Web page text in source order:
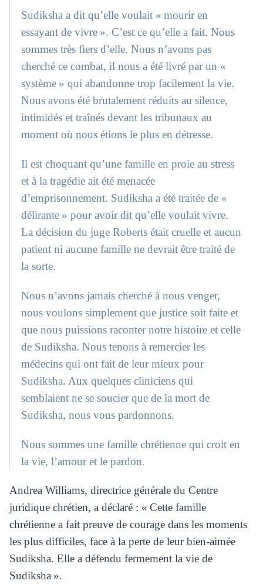
Sudiksha a dit qu’elle voulait « mourir en
essayant de vivre ». C’est ce qu’elle a fait. Nous
sommes très fiers d’elle. Nous n’avons pas
cherché ce combat, il nous a été livré par un «
système » qui abandonne trop facilement la vie.
Nous avons été brutalement réduits au silence,
intimidés et traînés devant les tribunaux au
moment où nous étions le plus en détresse.
Il est choquant qu’une famille en proie au stress
et à la tragédie ait été menacée
d’emprisonnement. Sudiksha a été traitée de «
délirante » pour avoir dit qu’elle voulait vivre.
La décision du juge Roberts était cruelle et aucun
patient ni aucune famille ne devrait être traité de
la sorte.
Nous n’avons jamais cherché à nous venger,
nous voulons simplement que justice soit faite et
que nous puissions raconter notre histoire et celle
de Sudiksha. Nous tenons à remercier les
médecins qui ont fait de leur mieux pour
Sudiksha. Aux quelques cliniciens qui
semblaient ne se soucier que de la mort de
Sudiksha, nous vous pardonnons.
Nous sommes une famille chrétienne qui croit en
la vie, l’amour et le pardon.
Andrea Williams, directrice générale du Centre
juridique chrétien, a déclaré : « Cette famille
chrétienne a fait preuve de courage dans les moments
les plus difficiles, face à la perte de leur bien-aimée
Sudiksha. Elle a défendu fermement la vie de
Sudiksha ».